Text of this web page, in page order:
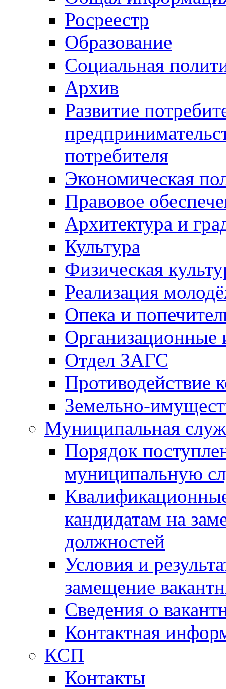
Росреестр
Образование
Социальная
Архив
Развитие
потребителя
Экономическая
Правовое
Архитектура и
Культура
Физическая
Реализация
Опека и
Отдел ЗАГС
Противодействие
Земельно-
Муниципальная
Порядок
муниципальную
кандидатам на
должностей
Условия и
замещение
Сведения о
Контактная
КСП
Контакты